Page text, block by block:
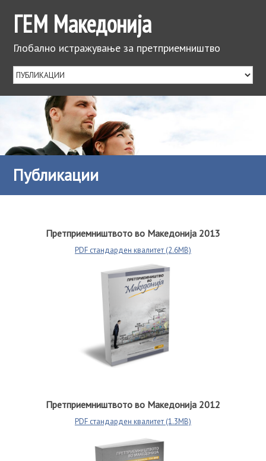
ГЕМ Македонија
Глобално истражување за претприемништво
Публикации
Претприемништвото во Македонија 2013
PDF стандарден квалитет (2.6MB)
Претприемништвото во Македонија 2012
PDF стандарден квалитет (1.3MB)